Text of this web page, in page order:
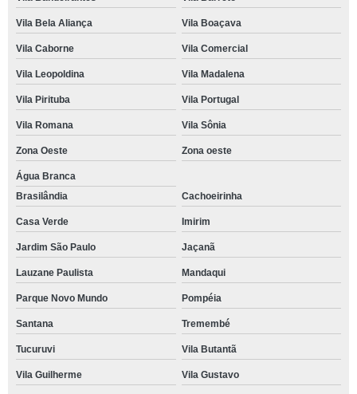
Vila Bela Aliança Vila Boaçava
Vila Caborne Vila Comercial
Vila Leopoldina Vila Madalena
Vila Pirituba Vila Portugal
Vila Romana Vila Sônia
Zona Oeste Zona oeste
Água Branca
Brasilândia
Cachoeirinha
Casa Verde Imirim
Jardim São Paulo Jaçanã
Lauzane Paulista Mandaqui
Parque Novo Mundo Pompéia
Santana Tremembé
Tucuruvi Vila Butantã
Vila Guilherme Vila Gustavo